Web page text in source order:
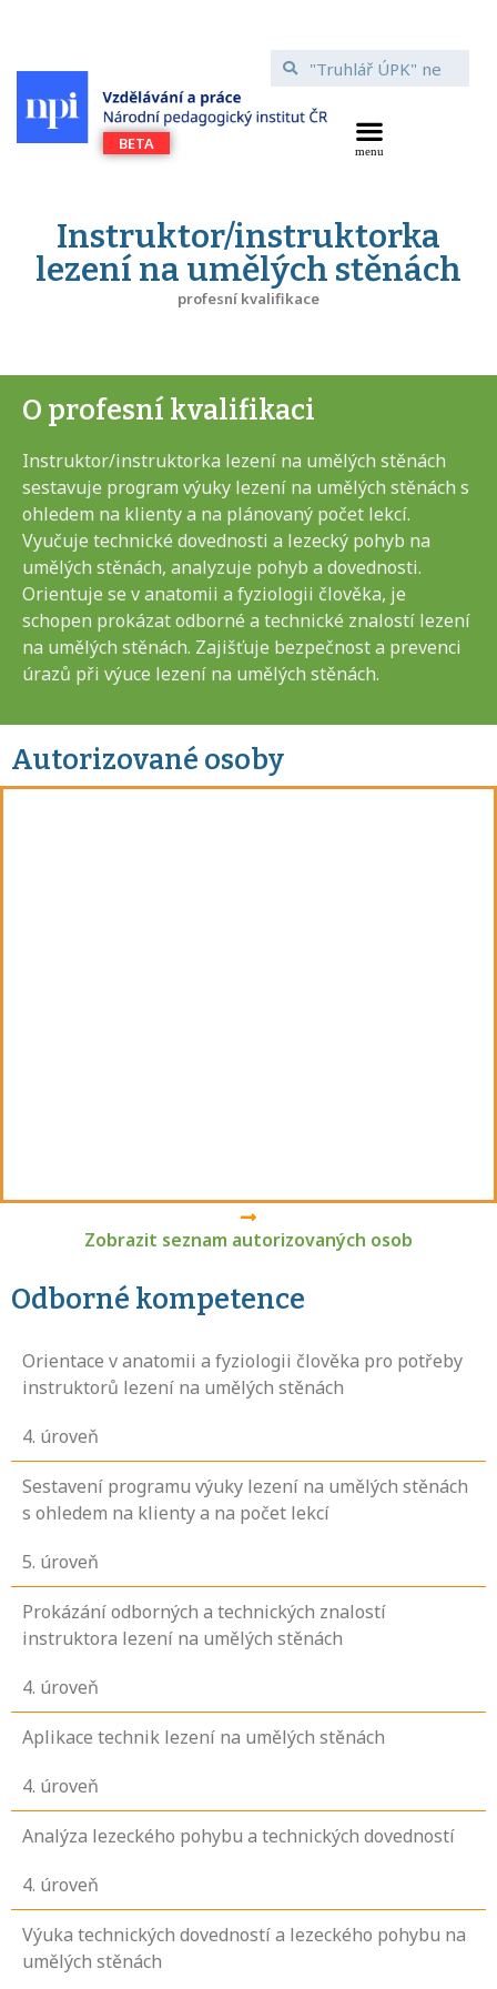
Instruktor/instruktorka
lezení na umělých stěnách
profesní kvalifikace
O profesní kvalifikaci
Instruktor/instruktorka lezení na umělých stěnách
sestavuje program výuky lezení na umělých stěnách s
ohledem na klienty a na plánovaný počet lekcí.
Vyučuje technické dovednosti a lezecký pohyb na
umělých stěnách, analyzuje pohyb a dovednosti.
Orientuje se v anatomii a fyziologii člověka, je
schopen prokázat odborné a technické znalostí lezení
na umělých stěnách. Zajišťuje bezpečnost a prevenci
úrazů při výuce lezení na umělých stěnách.
Autorizované osoby
Zobrazit seznam autorizovaných osob
Odborné kompetence
Orientace v anatomii a fyziologii člověka pro potřeby
instruktorů lezení na umělých stěnách
4. úroveň
Sestavení programu výuky lezení na umělých stěnách
s ohledem na klienty a na počet lekcí
5. úroveň
Prokázání odborných a technických znalostí
instruktora lezení na umělých stěnách
4. úroveň
Aplikace technik lezení na umělých stěnách
4. úroveň
Analýza lezeckého pohybu a technických dovedností
4. úroveň
Výuka technických dovedností a lezeckého pohybu na
umělých stěnách